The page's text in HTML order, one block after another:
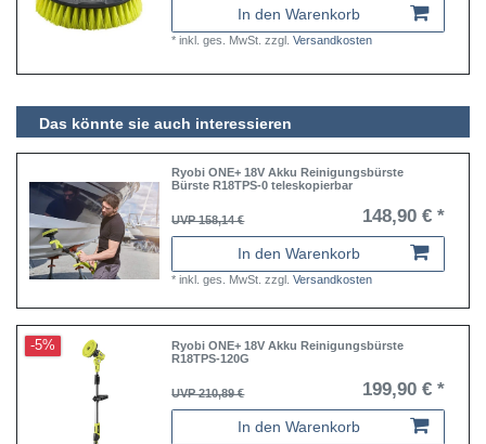
In den Warenkorb
*inkl. ges. MwSt. zzgl.Versandkosten
Das könnte sie auch interessieren
Ryobi ONE+ 18V Akku Reinigungsbürste
Bürste R18TPS-0 teleskopierbar
UVP 158,14 € 148,90 € *
In den Warenkorb
*inkl. ges. MwSt. zzgl.Versandkosten
-5%
Ryobi ONE+ 18V Akku Reinigungsbürste
R18TPS-120G
UVP 210,89 € 199,90 € *
In den Warenkorb